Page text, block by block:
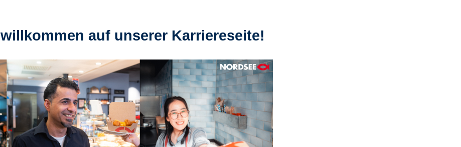
auf unserer Karriereseite!